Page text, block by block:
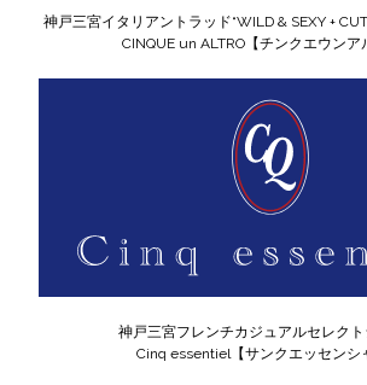
神戸三宮イタリアントラッド“WILD & SEXY +
CINQUE un ALTRO【チンクエウンア
神戸三宮フレンチカジュアルセレク
Cinq essentiel【サンクエッセンシ